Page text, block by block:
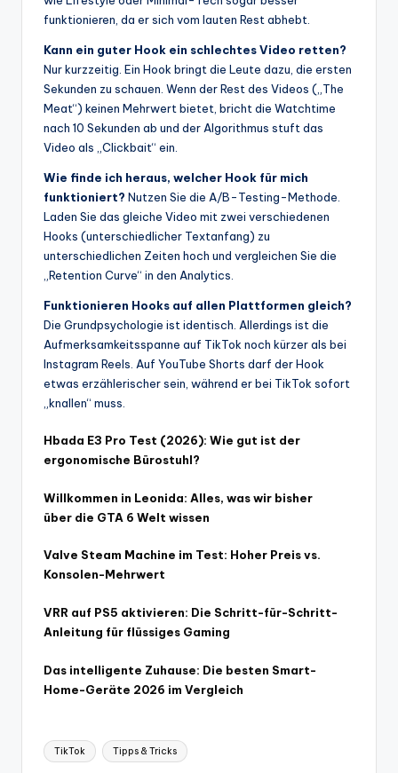
funktionieren, da er sich vom lauten Rest abhebt.
Kann ein guter Hook ein schlechtes Video retten?
Nur kurzzeitig. Ein Hook bringt die Leute dazu, die ersten
Sekunden zu schauen. Wenn der Rest des Videos („The
Meat“) keinen Mehrwert bietet, bricht die Watchtime
nach 10 Sekunden ab und der Algorithmus stuft das
Video als „Clickbait“ ein.
Wie finde ich heraus, welcher Hook für mich
funktioniert? Nutzen Sie die A/B-Testing-Methode.
Laden Sie das gleiche Video mit zwei verschiedenen
Hooks (unterschiedlicher Textanfang) zu
unterschiedlichen Zeiten hoch und vergleichen Sie die
„Retention Curve“ in den Analytics.
Funktionieren Hooks auf allen Plattformen gleich?
Die Grundpsychologie ist identisch. Allerdings ist die
Aufmerksamkeitsspanne auf TikTok noch kürzer als bei
Instagram Reels. Auf YouTube Shorts darf der Hook
etwas erzählerischer sein, während er bei TikTok sofort
„knallen“ muss.
Hbada E3 Pro Test (2026): Wie gut ist der
ergonomische Bürostuhl?
Willkommen in Leonida: Alles, was wir bisher
über die GTA 6 Welt wissen
Valve Steam Machine im Test: Hoher Preis vs.
Konsolen-Mehrwert
VRR auf PS5 aktivieren: Die Schritt-für-Schritt-
Anleitung für flüssiges Gaming
Das intelligente Zuhause: Die besten Smart-
Home-Geräte 2026 im Vergleich
Tags:
TikTok Tipps & Tricks